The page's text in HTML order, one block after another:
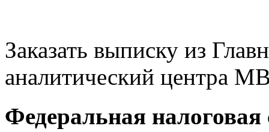
Заказать выписку из
аналитический центра
Федеральная налоговая